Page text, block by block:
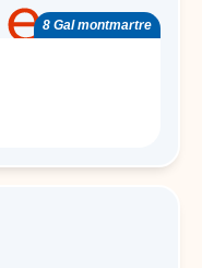
8 Gal montmartre